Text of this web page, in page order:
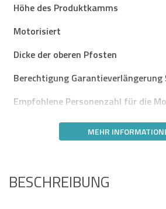
Höhe des Produktkamms
Motorisiert
Dicke der oberen Pfosten
Berechtigung Garantieverlängerung
Empfohlene Personenzahl für die
MEHR
BESCHREIBUNG